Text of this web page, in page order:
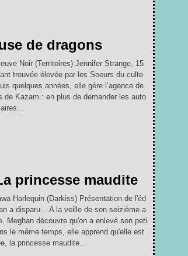
de dragons
Noir (Territoires) Jennifer Strange, 15
trouvée élevée par les Soeurs du culte
quelques années, elle gère l’agence de
de Kazam : en plus de demander les auto
princesse maudite
Harlequin (Darkiss) Présentation de l'éd
a disparu... A la veille de son seizième a
Meghan découvre qu'on a enlevé son peti
le même temps, elle apprend qu'elle est
la princesse maudite...